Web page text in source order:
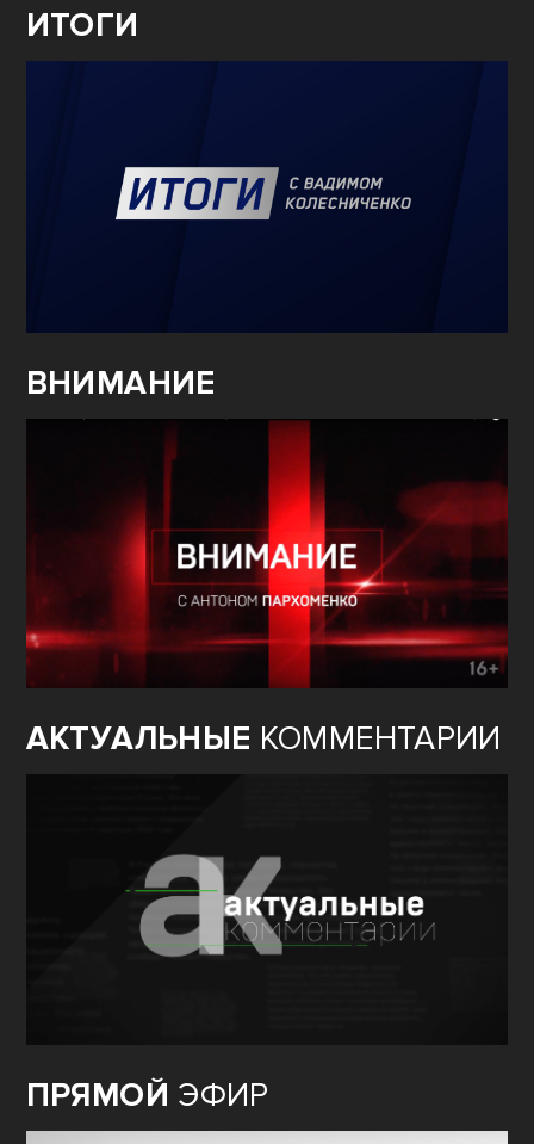
ИТОГИ
ВНИМАНИЕ
АКТУАЛЬНЫЕ КОММЕНТАРИИ
ПРЯМОЙ ЭФИР